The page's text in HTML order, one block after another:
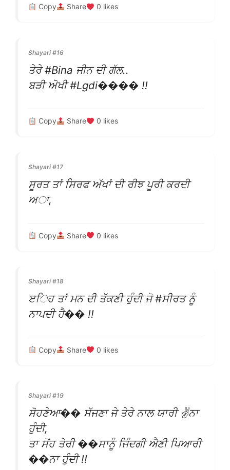
Copy Share 0 likes
Shayari #16
ਤੇਰੇ #Bina ਜੀਨ ਦੀ ਗੱਲ..
ਬੜੀ ਅੋਖੀ #Lgdi���� !!
Copy Share 0 likes
Shayari #17
ਸੂਰਤ ਤਾਂ ਸਿਰਫ ਅੱਖਾਂ ਦੀ ਰੀਝ ਪੂਰੀ ਕਰਦੀ
ਅਾ,
Copy Share 0 likes
Shayari #18
ੲਿਹ ਤਾਂ ਮਨ ਦੀ ਤੱਕਣੀ ਹੁੰਦੀ ਜੋ #ਸੀਰਤ ਨੂੰ
ਨਾਪਦੀ ਹੈ�� !!
Copy Share 0 likes
Shayari #19
ਸੋਹਣੇਆ�� ਸੱਜਣਾ ਜੇ ਤੇਰੇ ਨਾਲ ਯਾਰੀ ✌ਨਾ
ਹੁੰਦੀ,
ਤਾ ਸੋਂਹ ਤੇਰੀ ��ਸਾਨੂੰ ਜਿੰਦਗੀ ਐਣੀ ਪਿਆਰੀ
��ਨਾ ਹੁੰਦੀ !!